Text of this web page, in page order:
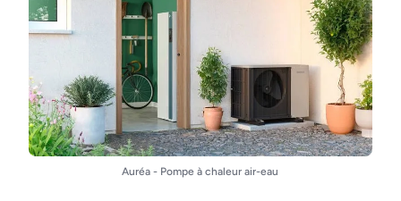
Auréa - Pompe à chaleur air-eau